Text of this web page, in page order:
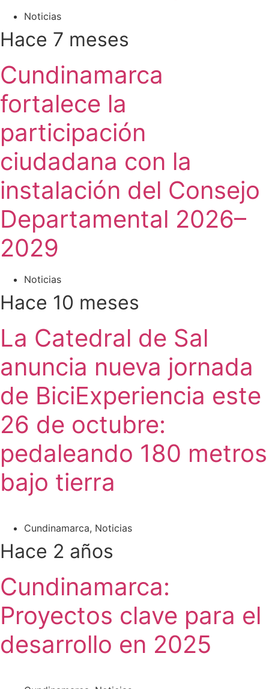
Noticias
Hace 7 meses
Cundinamarca
fortalece la
participación
ciudadana con la
instalación del Consejo
Departamental 2026–
2029
Noticias
Hace 10 meses
La Catedral de Sal
anuncia nueva jornada
de BiciExperiencia este
26 de octubre:
pedaleando 180 metros
bajo tierra
Cundinamarca, Noticias
Hace 2 años
Cundinamarca:
Proyectos clave para el
desarrollo en 2025